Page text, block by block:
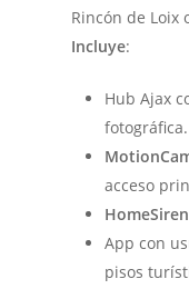
Rincón de Loix
Incluye:
Hub Ajax
fotográfica.
acceso
App con
pisos